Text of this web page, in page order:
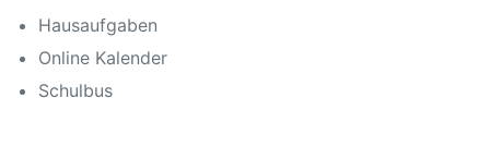
Hausaufgaben
Online Kalender
Schulbus